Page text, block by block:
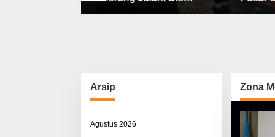
Sekolah, Jalan Rusak Berat
Arsip
Agustus 2026
Zona